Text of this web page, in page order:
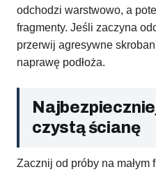
odchodzi warstwowo, a
fragmenty. Jeśli zaczyna
przerwij agresywne
naprawę podłoża.
czystą ścianę
Zacznij od próby na